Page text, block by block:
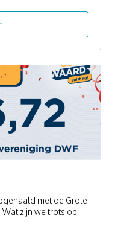
met de Grote
zijn we trots op